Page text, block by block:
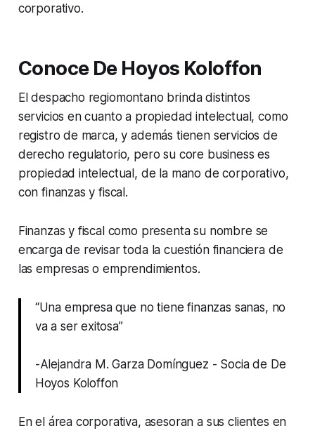
corporativo.
Conoce De Hoyos Koloffon
El despacho regiomontano brinda distintos
servicios en cuanto a propiedad intelectual, como
registro de marca, y además tienen servicios de
derecho regulatorio, pero su core business es
propiedad intelectual, de la mano de corporativo,
con finanzas y fiscal.
Finanzas y fiscal como presenta su nombre se
encarga de revisar toda la cuestión financiera de
las empresas o emprendimientos.
“Una empresa que no tiene finanzas sanas, no
va a ser exitosa”
-Alejandra M. Garza Domínguez - Socia de De
Hoyos Koloffon
En el área corporativa, asesoran a sus clientes en